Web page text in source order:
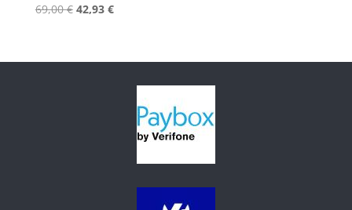
69,00€ Le
était :
42,93 €Le
est :